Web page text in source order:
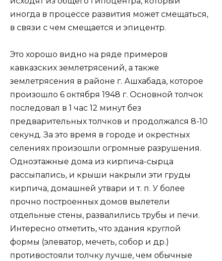
иногда в процессе развития может смещаться,
в связи с чем смещается и эпицентр.
Это хорошо видно на ряде примеров
кавказских землетрясений, а также
землетрясения в районе г. Ашхабада, которое
произошло 6 октября 1948 г. Основной толчок
последовал в 1 час 12 минут без
предварительных толчков и продолжался 8-10
секунд. За это время в городе и окрестных
селениях произошли огромные разрушения.
Одноэтажные дома из кирпича-сырца
рассыпались, и крыши накрыли эти груды
кирпича, домашней утвари и т. п. У более
прочно построенных домов вылетели
отдельные стены, развалились трубы и печи.
Интересно отметить, что здания круглой
формы (элеватор, мечеть, собор и др.)
противостояли толчку лучше, чем обычные